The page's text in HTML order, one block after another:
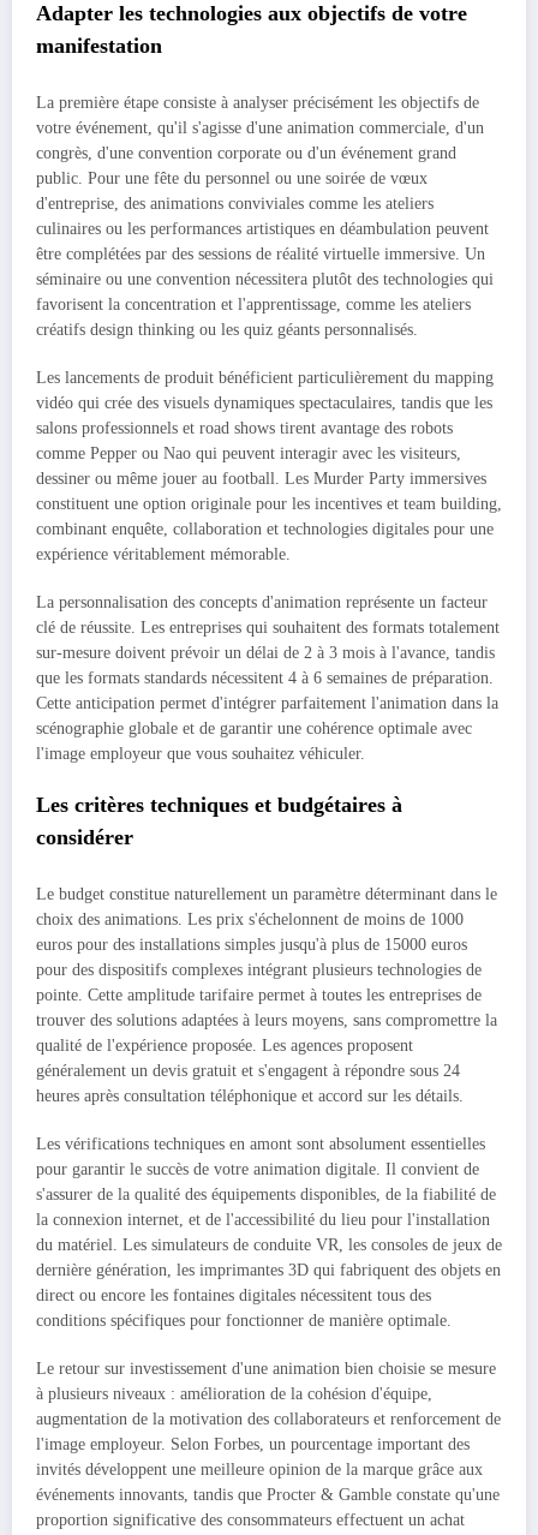
Adapter les technologies aux objectifs de votre
manifestation
La première étape consiste à analyser précisément les objectifs de
votre événement, qu'il s'agisse d'une animation commerciale, d'un
congrès, d'une convention corporate ou d'un événement grand
public. Pour une fête du personnel ou une soirée de vœux
d'entreprise, des animations conviviales comme les ateliers
culinaires ou les performances artistiques en déambulation peuvent
être complétées par des sessions de réalité virtuelle immersive. Un
séminaire ou une convention nécessitera plutôt des technologies qui
favorisent la concentration et l'apprentissage, comme les ateliers
créatifs design thinking ou les quiz géants personnalisés.
Les lancements de produit bénéficient particulièrement du mapping
vidéo qui crée des visuels dynamiques spectaculaires, tandis que les
salons professionnels et road shows tirent avantage des robots
comme Pepper ou Nao qui peuvent interagir avec les visiteurs,
dessiner ou même jouer au football. Les Murder Party immersives
constituent une option originale pour les incentives et team building,
combinant enquête, collaboration et technologies digitales pour une
expérience véritablement mémorable.
La personnalisation des concepts d'animation représente un facteur
clé de réussite. Les entreprises qui souhaitent des formats totalement
sur-mesure doivent prévoir un délai de 2 à 3 mois à l'avance, tandis
que les formats standards nécessitent 4 à 6 semaines de préparation.
Cette anticipation permet d'intégrer parfaitement l'animation dans la
scénographie globale et de garantir une cohérence optimale avec
l'image employeur que vous souhaitez véhiculer.
Les critères techniques et budgétaires à
considérer
Le budget constitue naturellement un paramètre déterminant dans le
choix des animations. Les prix s'échelonnent de moins de 1000
euros pour des installations simples jusqu'à plus de 15000 euros
pour des dispositifs complexes intégrant plusieurs technologies de
pointe. Cette amplitude tarifaire permet à toutes les entreprises de
trouver des solutions adaptées à leurs moyens, sans compromettre la
qualité de l'expérience proposée. Les agences proposent
généralement un devis gratuit et s'engagent à répondre sous 24
heures après consultation téléphonique et accord sur les détails.
Les vérifications techniques en amont sont absolument essentielles
pour garantir le succès de votre animation digitale. Il convient de
s'assurer de la qualité des équipements disponibles, de la fiabilité de
la connexion internet, et de l'accessibilité du lieu pour l'installation
du matériel. Les simulateurs de conduite VR, les consoles de jeux de
dernière génération, les imprimantes 3D qui fabriquent des objets en
direct ou encore les fontaines digitales nécessitent tous des
conditions spécifiques pour fonctionner de manière optimale.
Le retour sur investissement d'une animation bien choisie se mesure
à plusieurs niveaux : amélioration de la cohésion d'équipe,
augmentation de la motivation des collaborateurs et renforcement de
l'image employeur. Selon Forbes, un pourcentage important des
invités développent une meilleure opinion de la marque grâce aux
événements innovants, tandis que Procter & Gamble constate qu'une
proportion significative des consommateurs effectuent un achat